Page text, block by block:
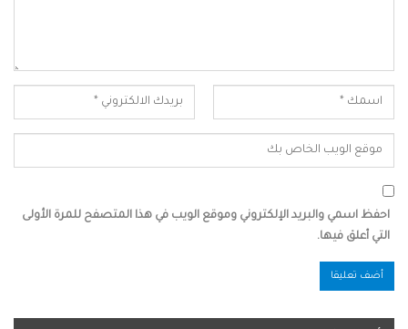
احفظ اسمي والبريد الإلكتروني وموقع الويب في هذا المتصفح للمرة الأولى
التي أعلق فيها.